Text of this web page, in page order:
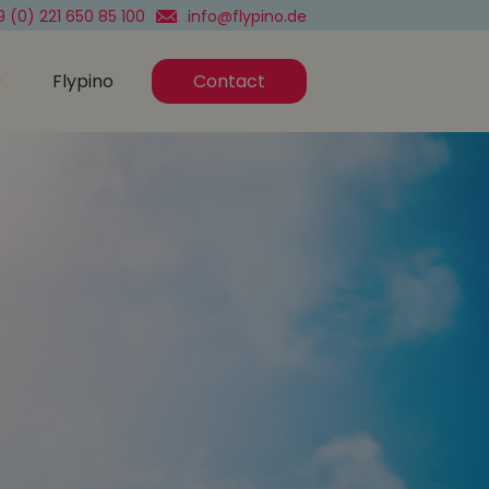
(0) 221 650 85 100 info@flypino.de
Flypino Contact